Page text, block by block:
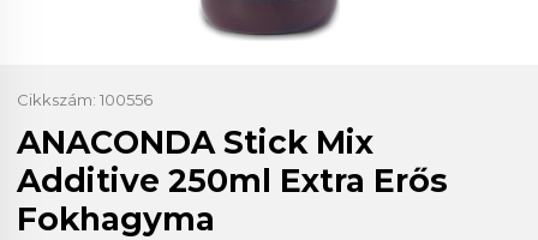
Cikkszám: 100556
ANACONDA Stick Mix
Additive 250ml Extra Erős
Fokhagyma